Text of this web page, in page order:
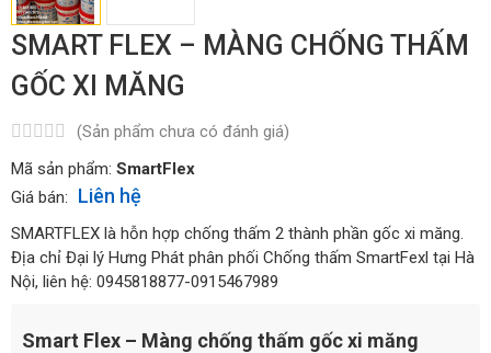
SMART FLEX – MÀNG CHỐNG THẤM
GỐC XI MĂNG
(Sản phẩm chưa có đánh giá)
Mã sản phẩm: SmartFlex
Giá bán:
Liên hệ
SMARTFLEX là hỗn hợp chống thấm 2 thành phần gốc xi măng.
Địa chỉ Đại lý Hưng Phát phân phối Chống thấm SmartFexl tại Hà
Nội, liên hệ: 0945818877-0915467989
Smart Flex – Màng chống thấm gốc xi măng